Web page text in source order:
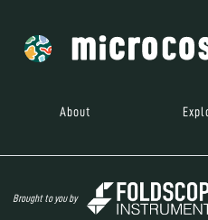
About
Brought to you by